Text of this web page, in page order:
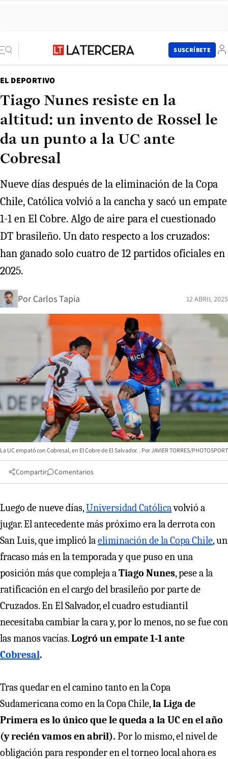
SUSCRÍBETE
EL DEPORTIVO
Tiago Nunes resiste en la
altitud: un invento de Rossel le
da un punto a la UC ante
Cobresal
Nueve días después de la eliminación de la Copa
Chile, Católica volvió a la cancha y sacó un empate
1-1 en El Cobre. Algo de aire para el cuestionado
DT brasileño. Un dato respecto a los cruzados:
han ganado solo cuatro de 12 partidos oficiales en
2025.
Por Carlos Tapia 12 ABRIL 2025
La UC empató con Cobresal, en El Cobre de El Salvador. JAVIER TORRES/PHOTOSPORT
Compartir Comentarios
Luego de nueve días,Universidad Católicavolvió a
jugar. El antecedente más próximo era la derrota con
San Luis, que implicó laeliminación de la Copa Chile, un
fracaso más en la temporada y que puso en una
posición más que compleja aTiago Nunes, pese a la
ratificación en el cargo del brasileño por parte de
Cruzados. En El Salvador, el cuadro estudiantil
necesitaba cambiar la cara y, por lo menos, no se fue con
las manos vacías.Logró un empate 1-1 ante
Cobresal.
Tras quedar en el camino tanto en la Copa
Sudamericana como en la Copa Chile,la Liga de
Primera es lo único que le queda a la UC en el año
(y recién vamos en abril). Por lo mismo, el nivel de
obligación para responder en el torneo local ahora es